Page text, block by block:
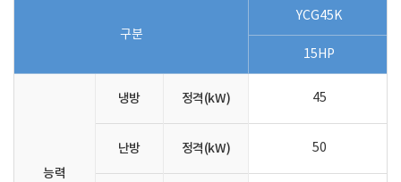
구분
YCG45K
15HP
능력
냉방 정격(kW) 45
난방 정격(kW) 50